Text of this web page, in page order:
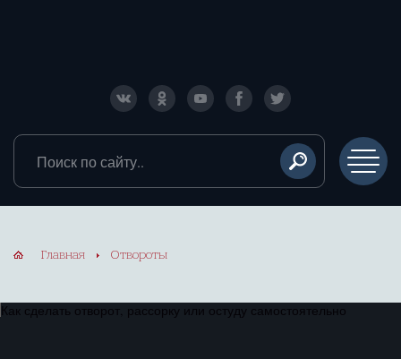
Магия и Колдовство в домашних условиях
Поиск по сайту
Главная Отвороты